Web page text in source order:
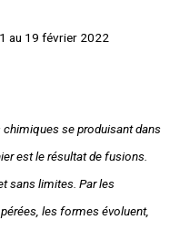
au 19 février 2022
se produisant dans
est le résultat de fusions.
sans limites. Par les
les formes évoluent,